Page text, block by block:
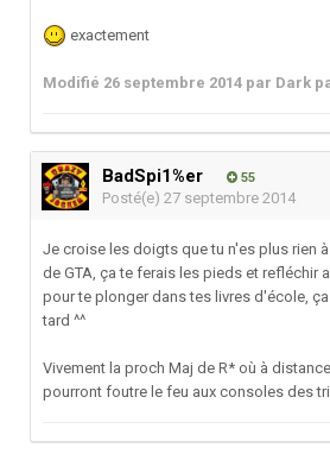
exactement
Modifié 26 septembre 2014 par Dark
BadSpi1%er 55
Posté(e) 27 septembre 2014
Je croise les doigts que tu n'es plus rien
de GTA, ça te ferais les pieds et refléchir
pour te plonger dans tes livres d'école,
tard ^^
Vivement la proch Maj de R* où à
pourront foutre le feu aux consoles des